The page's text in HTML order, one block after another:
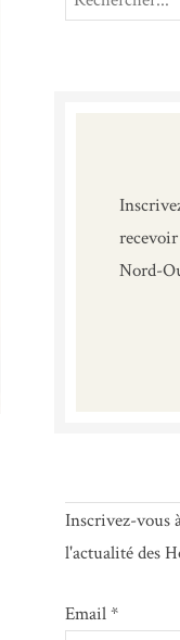
for:
Nord-
Inscrivez-vous
l'actualité des
Email *